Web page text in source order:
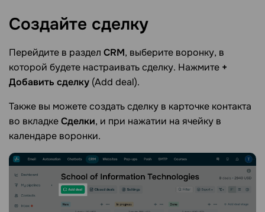
Cоздайте сделку
Перейдите в раздел CRM, выберите воронку, в
которой будете настраивать сделку. Нажмите +
Добавить сделку (Add deal).
Также вы можете создать сделку в карточке контакта
во вкладкеСделки, и при нажатии на ячейку в
календаре воронки.